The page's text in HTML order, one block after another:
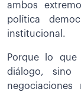
ambos
política
institucional.
Porque lo
diálogo, sino